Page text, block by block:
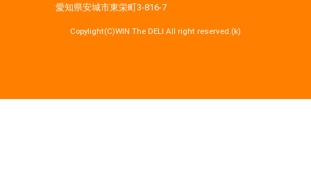
愛知県安城市東栄町3‐816‐7
Copylight(C)WIN The DELI All right reserved.(k)